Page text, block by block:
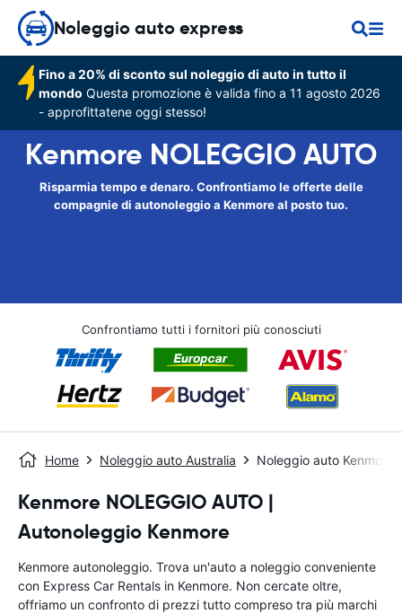
Noleggio auto express
Fino a 20% di sconto sul noleggio di auto in tutto il
mondo Questa promozione è valida fino a 11 agosto 2026
- approfittatene oggi stesso!
Kenmore NOLEGGIO AUTO
Risparmia tempo e denaro. Confrontiamo le offerte delle
compagnie di autonoleggio a Kenmore al posto tuo.
Confrontiamo tutti i fornitori più conosciuti
Home Noleggio auto Australia Noleggio auto Kenmore
Kenmore NOLEGGIO AUTO |
Autonoleggio Kenmore
Kenmore autonoleggio. Trova un'auto a noleggio conveniente
con Express Car Rentals in Kenmore. Non cercate oltre,
offriamo un confronto di prezzi tutto compreso tra più marchi